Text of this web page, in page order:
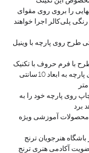
را بروی روی مقوای
۱۷۰ گرم، با مداد رنگی پلی‌کالر اجرا خواهند
روی پارچه با وینیل
با فرم حروف با تکنیک
ونیل حرارتی روی پارچه به ابعاد 10سانتی
چاپ روی پارچه خود را به
برد
محصولات آموزشی ویژه
هنرجویان ترنج
آکادمی هنری ترنج